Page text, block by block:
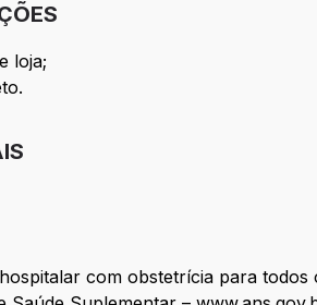
loja;
com obstetrícia para